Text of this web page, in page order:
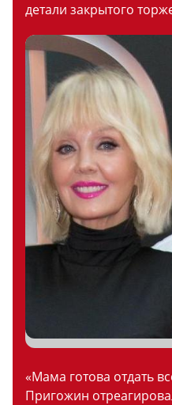
детали закрытого
«Мама готова отдать
Пригожин